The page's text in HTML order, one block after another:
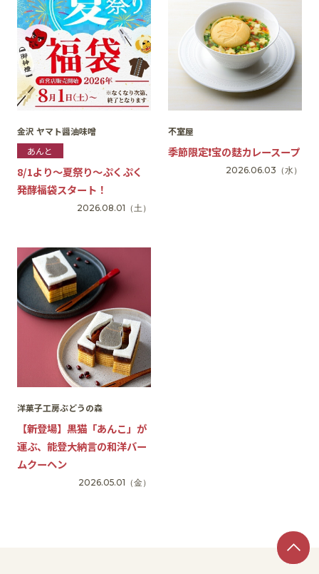
施設からのお知らせ
スタッフ募集
百番街くらぶ
金沢 ヤマト醤油味噌
あんと
8/1より～夏祭り～ぷくぷく
発酵福袋スタート！
2026.08.01 （土）
不室屋
季節限定❗️宝の麩カレースープ
2026.06.03 （水）
洋菓子工房ぶどうの森
【新登場】黒猫「あんこ」が
運ぶ、能登大納言の和洋バー
ムクーヘン
2026.05.01 （金）